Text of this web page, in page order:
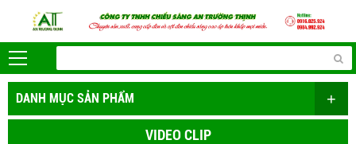
DANH MỤC SẢN PHẨM +
VIDEO CLIP